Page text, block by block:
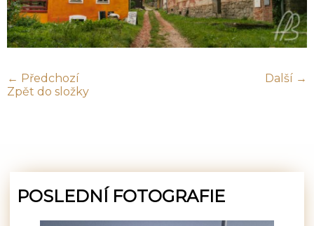
← Předchozí
Další →
Zpět do složky
POSLEDNÍ FOTOGRAFIE